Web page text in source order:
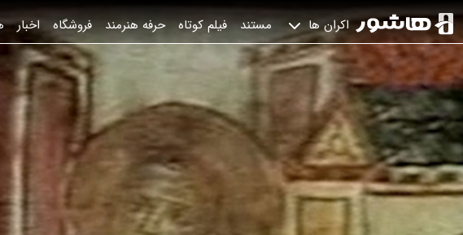
اکران ها مستند فیلم کوتاه حرفه هنرمند فروشگاه اخبار